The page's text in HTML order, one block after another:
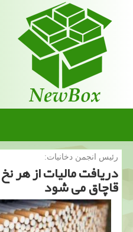
رئیس انجمن دخانیات:
دریافت مالیات از هر
قاچاق می شود